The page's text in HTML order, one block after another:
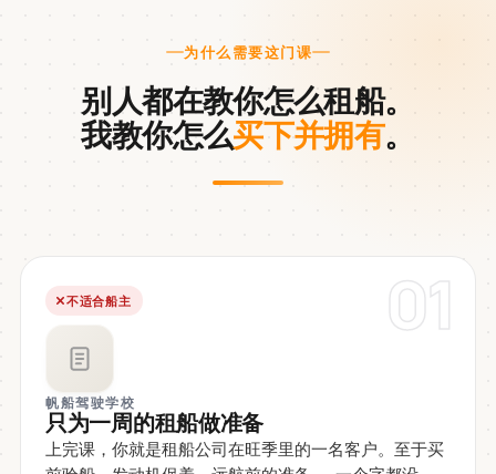
为什么需要这门课
别人都在教你怎么租船。
我教你怎么买下并拥有。
01
不适合船主
帆船驾驶学校
只为一周的租船做准备
上完课，你就是租船公司在旺季里的一名客户。至于买